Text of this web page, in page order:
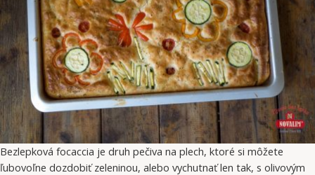
Bezlepková focaccia je druh pečiva na plech, ktoré si môžete
ľubovoľne dozdobiť zeleninou, alebo vychutnať len tak, s olivovým